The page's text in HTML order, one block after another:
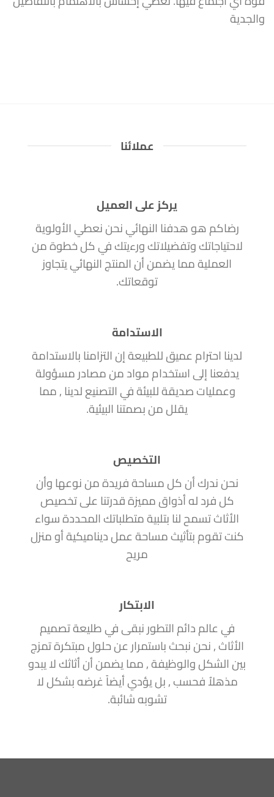
والجدية
عملائنا
يركز على العميل
رضاكم هو هدفنا النهائي نحن نعطي الأولوية
لاحتياجاتك وتفضيلاتك ورءيتك في كل خطوة من
العملية مما يضمن أن المنتج النهائي يتجاوز
توقعاتك.
الاستدامة
لدينا احترام عميق للطبيعة إن التزامنا بالاستدامة
يدفعنا إلى استخدام مواد من مصادر مسؤولة
وعمليات صديقة للبيئة في التصنيع لدينا , مما
يقلل من بصمتنا البيئية.
التخصيص
نحن ندرك أن كل مساحة فريدة من نوعها وأن
كل فرد له أذواق مميزة قدرتنا على تخصيص
الأثاث تسمح لنا بتلبية متطلباتك المحددة سواء
كنت تقوم بتأثيث مساحة عمل ديناميكية أو منزل
مريح
الابتكار
في عالم دائم التطور نبقى في طليعة تصميم
الأثاث , نحن نبحث باستمرار عن حلول مبتكرة تمزج
بين الشكل والوظيفة , مما يضمن أن أثاثك لا يبدو
مذهلاُ فحسب , بل يؤدي أيضاً غرضه بشكل لا
تشوبه شائبة.